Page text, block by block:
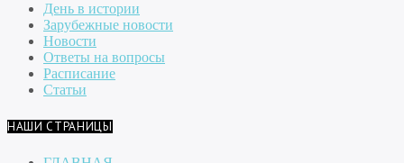
День в истории
Зарубежные новости
Новости
Ответы на вопросы
Расписание
Статьи
НАШИ СТРАНИЦЫ